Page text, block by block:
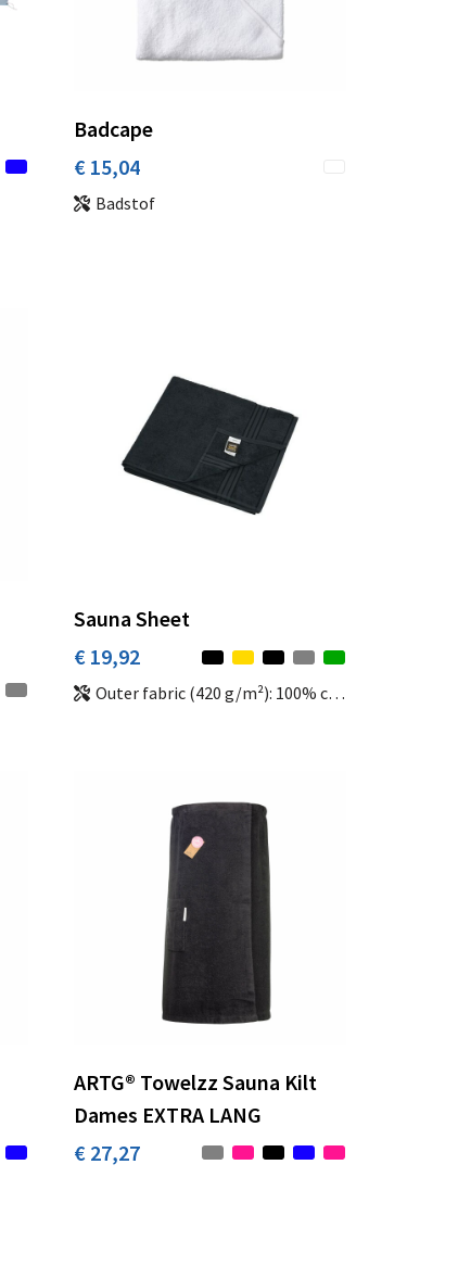
Badcape
€ 15,04
Badstof
Sauna Sheet
€ 19,92
Outer fabric (420 g/m²): 100% cotton
ARTG® Towelzz Sauna Kilt
Dames EXTRA LANG
€ 27,27